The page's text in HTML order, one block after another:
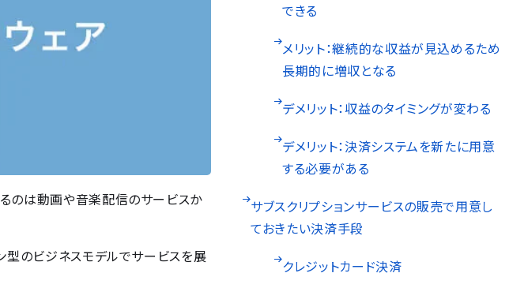
できる
メリット：継続的な収益が見込めるため
長期的に増収となる
デメリット：収益のタイミングが変わる
デメリット：決済システムを新たに用意
する必要がある
サブスクリプションサービスの販売で用意し
ておきたい決済手段
クレジットカード決済
のは動画や音楽配信のサービスか
型のビジネスモデルでサービスを展